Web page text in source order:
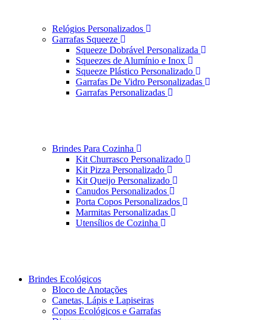
Relógios Personalizados
Garrafas Squeeze
Squeeze Dobrável Personalizada
Squeezes de Alumínio e Inox
Squeeze Plástico Personalizado
Garrafas De Vidro Personalizadas
Garrafas Personalizadas
Brindes Para Cozinha
Kit Churrasco Personalizado
Kit Pizza Personalizado
Kit Queijo Personalizado
Canudos Personalizados
Porta Copos Personalizados
Marmitas Personalizadas
Utensílios de Cozinha
Brindes Ecológicos
Bloco de Anotações
Canetas, Lápis e Lapiseiras
Copos Ecológicos e Garrafas